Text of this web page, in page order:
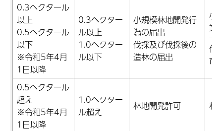
0.3ヘクタール
以上
0.5ヘクタール
以下
※令和5年4月
1日以降
0.3ヘクター
ル以上
1.0ヘクター
ル以下
小規模林地開発行
為の届出
伐採及び伐採後の
造林の届出
小
業
伐
市
0.5ヘクタール
超え
※令和5年4月
1日以降
1.0ヘクター
ル超え
林地開発許可 林